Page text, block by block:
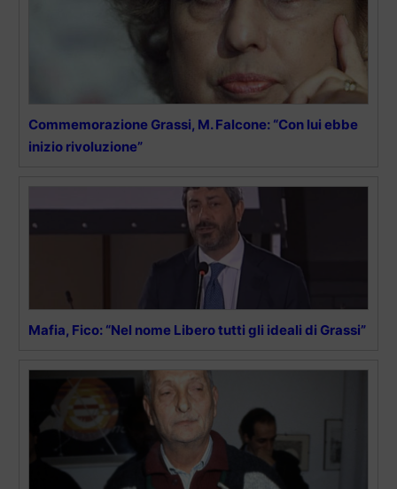
Commemorazione Grassi, M. Falcone: “Con lui ebbe
inizio rivoluzione”
Mafia, Fico: “Nel nome Libero tutti gli ideali di Grassi”